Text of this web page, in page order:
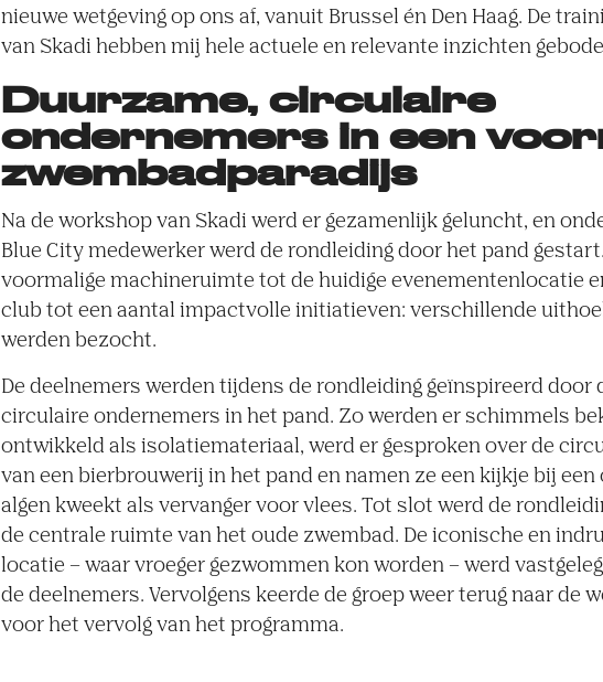
nieuwe wetgeving op ons af, vanuit Brussel én Den Haag. De
van Skadi hebben mij hele actuele en relevante inzichten
Duurzame, circulaire
ondernemers in een
zwembadparadijs
Na de workshop van Skadi werd er gezamenlijk geluncht, en
Blue City medewerker werd de rondleiding door het pand
voormalige machineruimte tot de huidige evenementenlocatie
club tot een aantal impactvolle initiatieven: verschillende
werden bezocht.
De deelnemers werden tijdens de rondleiding geïnspireerd door
circulaire ondernemers in het pand. Zo werden er schimmels
ontwikkeld als isolatiemateriaal, werd er gesproken over de
van een bierbrouwerij in het pand en namen ze een kijkje bij een
algen kweekt als vervanger voor vlees. Tot slot werd de
de centrale ruimte van het oude zwembad. De iconische en
locatie – waar vroeger gezwommen kon worden – werd
de deelnemers. Vervolgens keerde de groep weer terug naar de
voor het vervolg van het programma.